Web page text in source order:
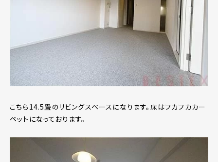
こちら14.5畳のリビングスペースになります。床はフカフカカー
ペットになっております。